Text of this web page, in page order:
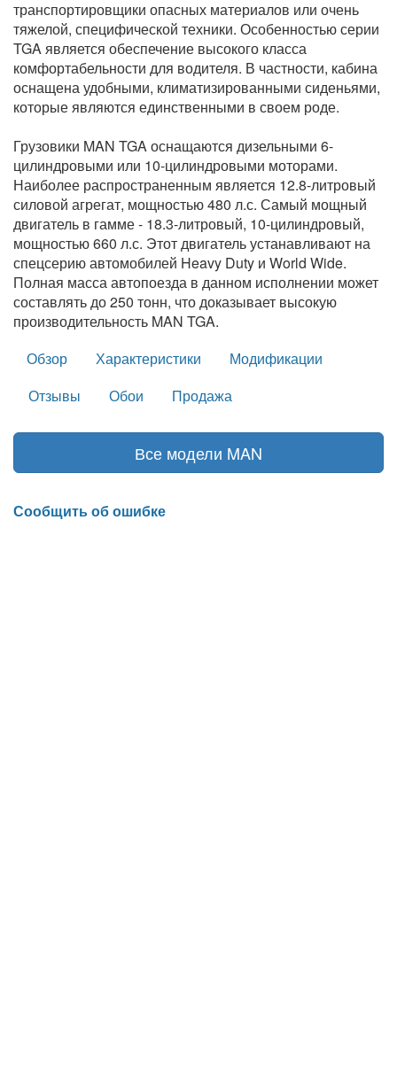
транспортировщики опасных материалов или очень
тяжелой, специфической техники. Особенностью серии
TGA является обеспечение высокого класса
комфортабельности для водителя. В частности, кабина
оснащена удобными, климатизированными сиденьями,
которые являются единственными в своем роде.
Грузовики MAN TGA оснащаются дизельными 6-
цилиндровыми или 10-цилиндровыми моторами.
Наиболее распространенным является 12.8-литровый
силовой агрегат, мощностью 480 л.с. Самый мощный
двигатель в гамме - 18.3-литровый, 10-цилиндровый,
мощностью 660 л.с. Этот двигатель устанавливают на
спецсерию автомобилей Heavy Duty и World Wide.
Полная масса автопоезда в данном исполнении может
составлять до 250 тонн, что доказывает высокую
производительность MAN TGA.
Обзор
Характеристики
Модификации
Отзывы
Обои Продажа
Все модели MAN
Сообщить об ошибке